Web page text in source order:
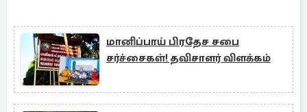
மானிப்பாய் பிரதேச சபை
சர்ச்சைகள்! தவிசாளர் விளக்கம்